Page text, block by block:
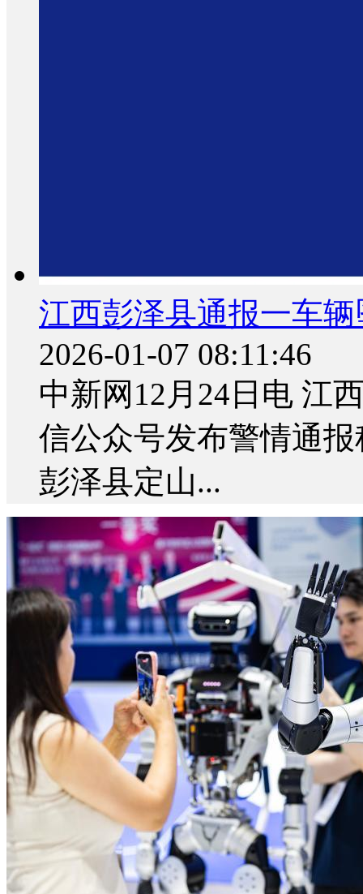
江西彭泽县通报一车
2026-01-07 08:11:46
中新网12月24日电 江
信公众号发布警情通
彭泽县定山...